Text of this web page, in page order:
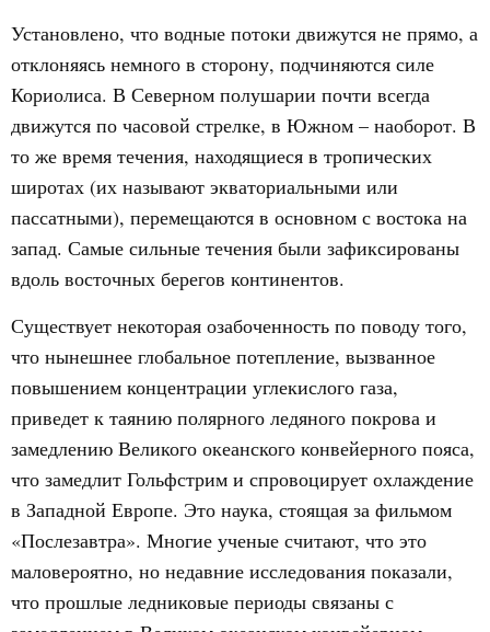
Установлено, что водные потоки движутся не прямо, а
отклоняясь немного в сторону, подчиняются силе
Кориолиса. В Северном полушарии почти всегда
движутся по часовой стрелке, в Южном – наоборот. В
то же время течения, находящиеся в тропических
широтах (их называют экваториальными или
пассатными), перемещаются в основном с востока на
запад. Самые сильные течения были зафиксированы
вдоль восточных берегов континентов.
Существует некоторая озабоченность по поводу того,
что нынешнее глобальное потепление, вызванное
повышением концентрации углекислого газа,
приведет к таянию полярного ледяного покрова и
замедлению Великого океанского конвейерного пояса,
что замедлит Гольфстрим и спровоцирует охлаждение
в Западной Европе. Это наука, стоящая за фильмом
«Послезавтра». Многие ученые считают, что это
маловероятно, но недавние исследования показали,
что прошлые ледниковые периоды связаны с